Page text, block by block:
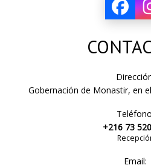
Gobernación de Monastir, en
+216 73
Email: